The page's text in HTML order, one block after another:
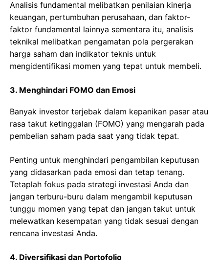
Analisis fundamental melibatkan penilaian kinerja
keuangan, pertumbuhan perusahaan, dan faktor-
faktor fundamental lainnya sementara itu, analisis
teknikal melibatkan pengamatan pola pergerakan
harga saham dan indikator teknis untuk
mengidentifikasi momen yang tepat untuk membeli.
3. Menghindari FOMO dan Emosi
Banyak investor terjebak dalam kepanikan pasar atau
rasa takut ketinggalan (FOMO) yang mengarah pada
pembelian saham pada saat yang tidak tepat.
Penting untuk menghindari pengambilan keputusan
yang didasarkan pada emosi dan tetap tenang.
Tetaplah fokus pada strategi investasi Anda dan
jangan terburu-buru dalam mengambil keputusan
tunggu momen yang tepat dan jangan takut untuk
melewatkan kesempatan yang tidak sesuai dengan
rencana investasi Anda.
4. Diversifikasi dan Portofolio